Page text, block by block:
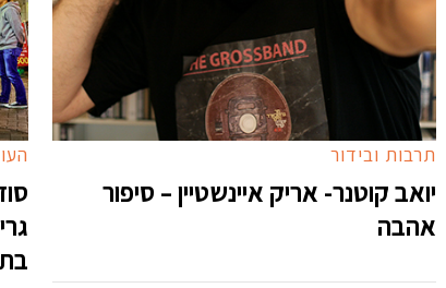
תרבות ובידור
יואב קוטנר- אריק איינשטיין – סיפור
אהבה